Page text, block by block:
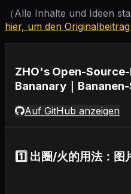
（Alle Inhalte und Ideen
hier, um den
ZHO's Open-
Bananary｜
Auf GitHub anzeigen
1️⃣ 出圈/火的用法：